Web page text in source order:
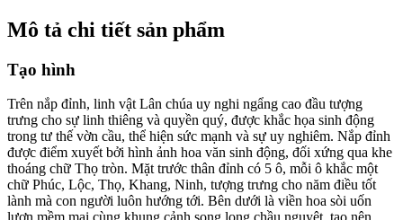
Mô tả chi tiết sản phẩm
Tạo hình
Trên nắp đỉnh, linh vật Lân chúa uy nghi ngẩng cao đầu tượng
trưng cho sự linh thiêng và quyền quý, được khắc họa sinh động
trong tư thế vờn cầu, thể hiện sức mạnh và sự uy nghiêm. Nắp đỉnh
được điểm xuyết bởi hình ảnh hoa văn sinh động, đối xứng qua khe
thoáng chữ Thọ tròn. Mặt trước thân đỉnh có 5 ô, mỗi ô khắc một
chữ Phúc, Lộc, Thọ, Khang, Ninh, tượng trưng cho năm điều tốt
lành mà con người luôn hướng tới. Bên dưới là viền hoa sòi uốn